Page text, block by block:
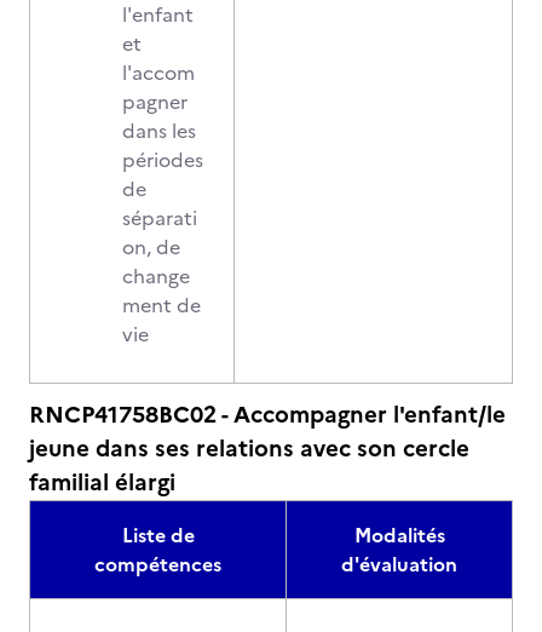
l'enfant
et
l'accom
pagner
dans les
périodes
de
séparati
on, de
change
ment de
vie
RNCP41758BC02 - Accompagner l'enfant/le
jeune dans ses relations avec son cercle
familial élargi
Liste de
compétences
Modalités
d'évaluation